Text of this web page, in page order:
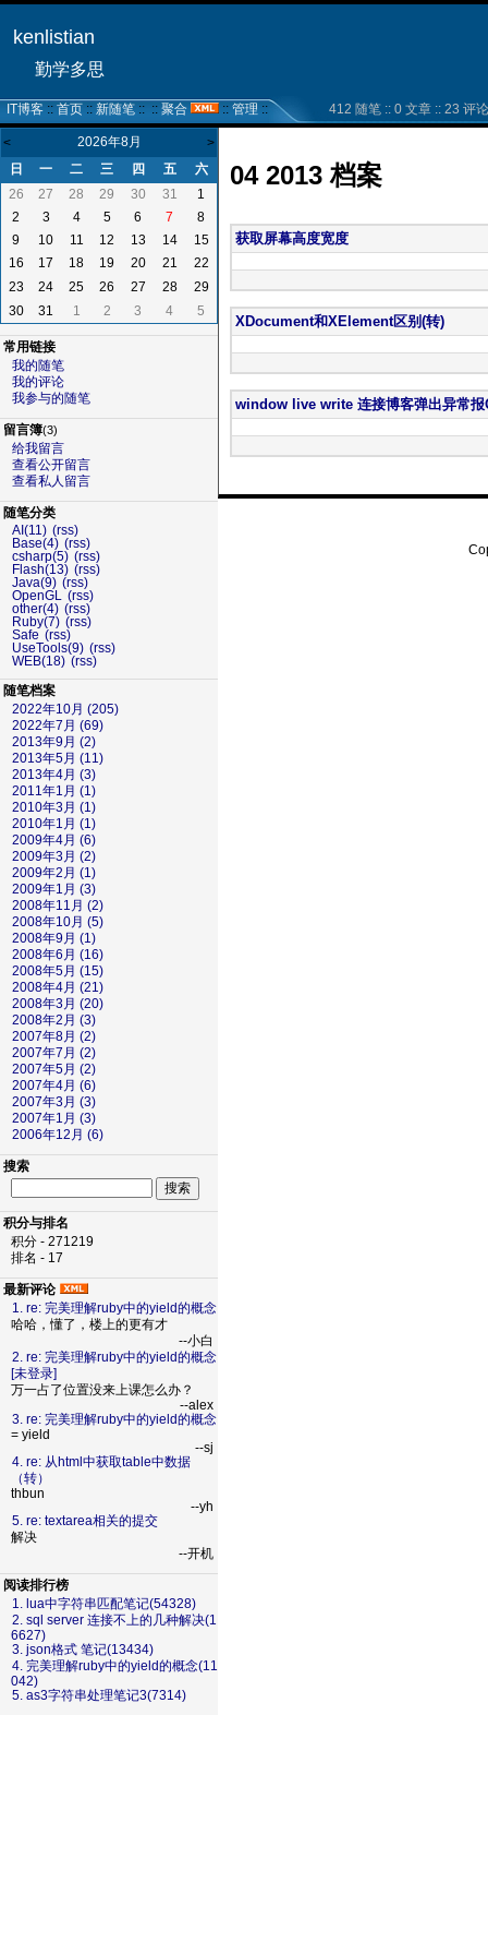
kenlistian
勤学多思
IT博客 :: 首页 :: 新随笔 :: :: 聚合 :: 管理 :: 412 随笔 :: 0 文章 :: 23 评
< 2026年8月 >
日 一 二 三 四 五
六
26
27 28 29 30 31
1
2
3 4 5 6 7
8
9
10 11 12 13 14
15
16
17 18 19 20 21
22
23
24 25 26 27 28
29
30
31 1 2 3 4 5
常用链接
我的随笔
我的评论
我参与的随笔
留言簿(3)
给我留言
查看公开留言
查看私人留言
随笔分类
AI(11) (rss)
Base(4) (rss)
csharp(5) (rss)
Flash(13) (rss)
Java(9) (rss)
OpenGL
(rss)
other(4) (rss)
Ruby(7) (rss)
Safe (rss)
UseTools(9) (rss)
WEB(18) (rss)
随笔档案
2022年10月 (205)
2022年7月 (69)
2013年9月 (2)
2013年5月 (11)
2013年4月 (3)
2011年1月 (1)
2010年3月 (1)
2010年1月 (1)
2009年4月 (6)
2009年3月 (2)
2009年2月 (1)
2009年1月 (3)
2008年11月 (2)
2008年10月 (5)
2008年9月 (1)
2008年6月 (16)
2008年5月 (15)
2008年4月 (21)
2008年3月 (20)
2008年2月 (3)
2007年8月 (2)
2007年7月 (2)
2007年5月 (2)
2007年4月 (6)
2007年3月 (3)
2007年1月 (3)
2006年12月 (6)
搜索
积分与排名
积分 - 271219
排名 - 17
最新评论
1. re: 完美理解ruby中的yield的概念
哈哈，懂了，楼上的更有才
--小白
2. re: 完美理解ruby中的yield的概念
[未登录]
万一占了位置没来上课怎么办？
--alex
3. re: 完美理解ruby中的yield的概念
= yield
--sj
4. re: 从html中获取table中数据
（转）
thbun
--yh
5. re: textarea相关的提交
解决
--开机
阅读排行榜
1. lua中字符串匹配笔记(54328)
2. sql server 连接不上的几种解决(1
6627)
3. json格式 笔记(13434)
4. 完美理解ruby中的yield的概念(11
042)
5. as3字符串处理笔记3(7314)
04 2013 档案
获取屏幕高度宽度
XDocument和XElement区别(转)
window live write 连接博客弹出异常